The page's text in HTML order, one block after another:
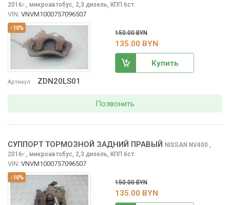
-10%
Артикул ZDN20LS01
2016г., микроавтобус, 2,3 дизель, КПП 6ст.
VIN: VNVM1000757096507
150.00 BYN
135.00 BYN
Купить
Позвонить
-10%
СУППОРТ ТОРМОЗНОЙ ЗАДНИЙ ПРАВЫЙ NISSAN NV400 ,
2016г., микроавтобус, 2,3 дизель, КПП 6ст.
VIN: VNVM1000757096507
150.00 BYN
135.00 BYN